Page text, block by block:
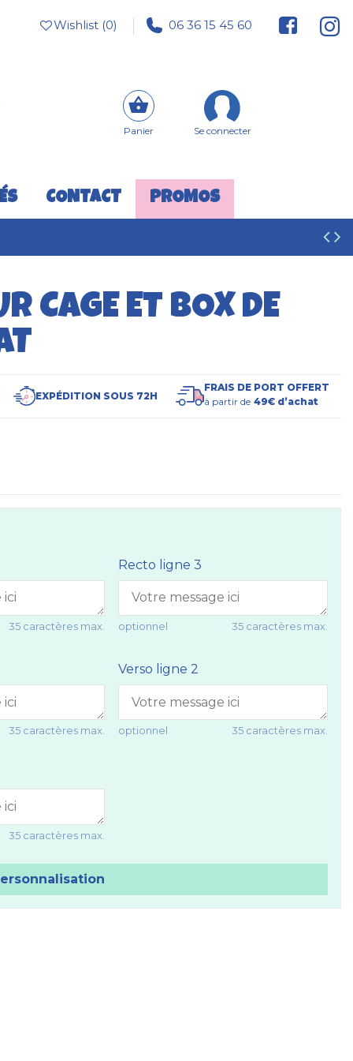
Wishlist (0) 06 36 15 45 60
Panier Se connecter
CONTACT PROMOS
CAGE ET BOX DE
EXPÉDITION SOUS 72H
FRAIS DE PORT OFFERT
à partir de 49€ d’achat
35 caractères max.
Recto ligne 3
optionnel 35 caractères max.
35 caractères max.
Verso ligne 2
optionnel 35 caractères max.
35 caractères max.